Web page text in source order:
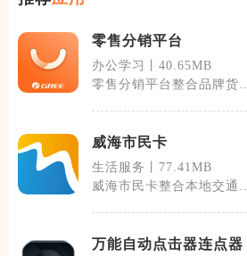
零售分销平台
办公学习丨40.65MB
零售分销平台整合品牌货
威海市民卡
生活服务丨77.41MB
威海市民卡整合本地交通、
万能自动点击器连点器